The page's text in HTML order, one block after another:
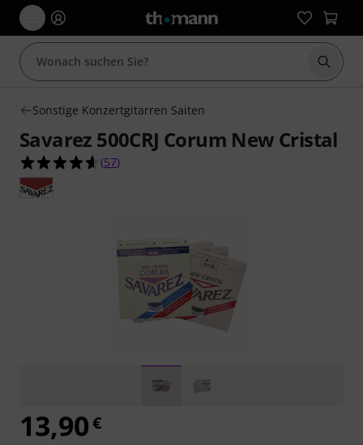
Suche
Sonstige Konzertgitarren Saiten
Savarez 500CRJ Corum New Cristal
4.6 von 5 Sternen aus 57 Kundenbewertungen
(57)
13,90€